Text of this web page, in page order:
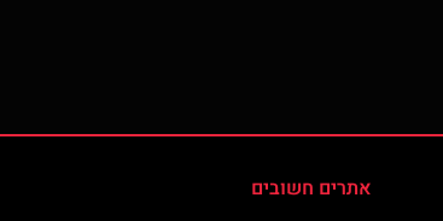
אתרים חשובים